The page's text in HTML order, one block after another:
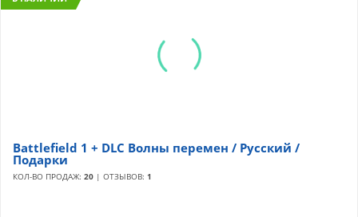
Battlefield 1 + DLC Волны перемен / Русский /
Подарки
КОЛ-ВО ПРОДАЖ: 20 | ОТЗЫВОВ: 1